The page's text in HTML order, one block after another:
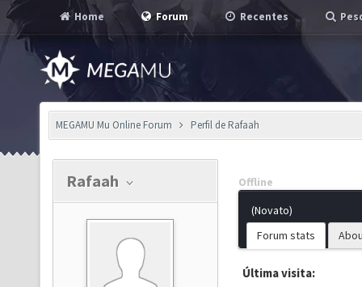
Home Forum Recentes
MEGAMU Mu Online Forum Perfil de Rafaah
Rafaah
Offline
(Novato)
Forum stats
Última visita: